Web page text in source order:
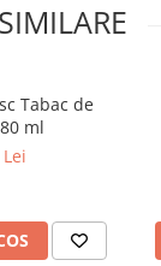
Tabac de
ml